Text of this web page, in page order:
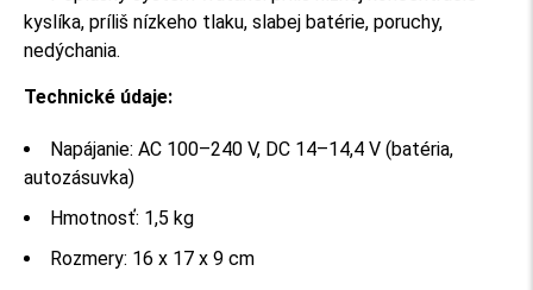
kyslíka, príliš nízkeho tlaku, slabej batérie, poruchy,
nedýchania.
Technické údaje:
Napájanie: AC 100–240 V, DC 14–14,4 V (batéria,
autozásuvka)
Hmotnosť: 1,5 kg
Rozmery: 16 x 17 x 9 cm